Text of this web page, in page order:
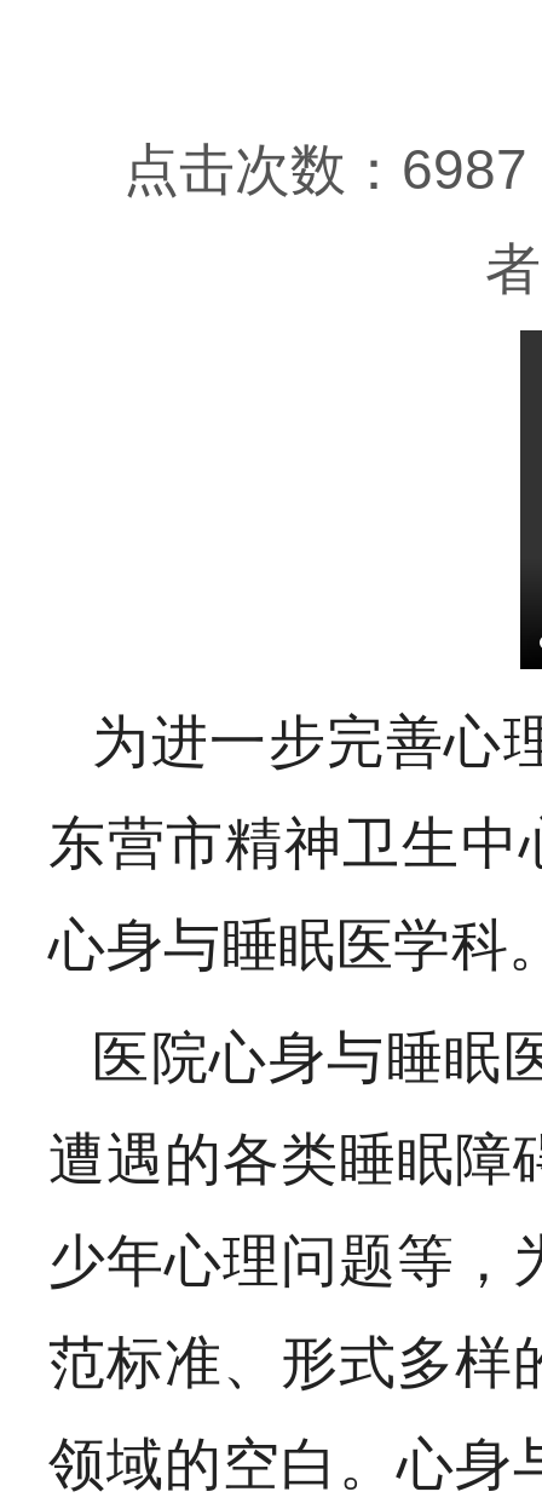
点击次数：
为进一步完善心
东营市精神卫生
心身与睡眠医学科
医院心身与睡眠
遭遇的各类睡眠障
少年心理问题等，
范标准、形式多样
领域的空白。心身